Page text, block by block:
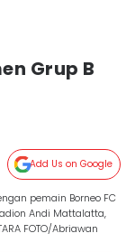
Grup B
Add Us on Google
pemain Borneo FC
Andi Mattalatta,
FOTO/Abriawan